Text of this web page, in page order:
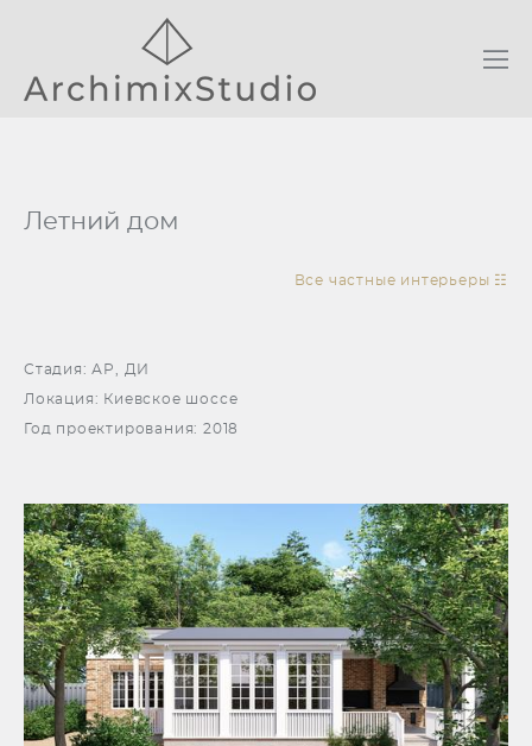
Летний дом
Все частные интерьеры ☷
Стадия: АР, ДИ
Локация: Киевское шоссе
Год проектирования: 2018